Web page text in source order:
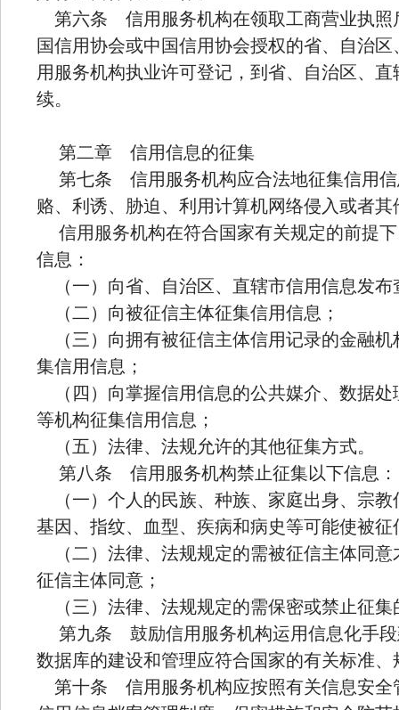
第六条 信用服务机构在领取工商营业执照
国信用协会或中国信用协会授权的省、自治
用服务机构执业许可登记，到省、自治区、
续。
第二章 信用信息的征集
第七条 信用服务机构应合法地征集信用信
赂、利诱、胁迫、利用计算机网络侵入或者
信用服务机构在符合国家有关规定的前提
信息：
（一）向省、自治区、直辖市信用信息发布
（二）向被征信主体征集信用信息；
（三）向拥有被征信主体信用记录的金融机
集信用信息；
（四）向掌握信用信息的公共媒介、数据处
等机构征集信用信息；
（五）法律、法规允许的其他征集方式。
第八条 信用服务机构禁止征集以下信息：
（一）个人的民族、种族、家庭出身、宗教
基因、指纹、血型、疾病和病史等可能使被
（二）法律、法规规定的需被征信主体同意
征信主体同意；
（三）法律、法规规定的需保密或禁止征集
第九条 鼓励信用服务机构运用信息化手段
数据库的建设和管理应符合国家的有关标准、
第十条 信用服务机构应按照有关信息安全